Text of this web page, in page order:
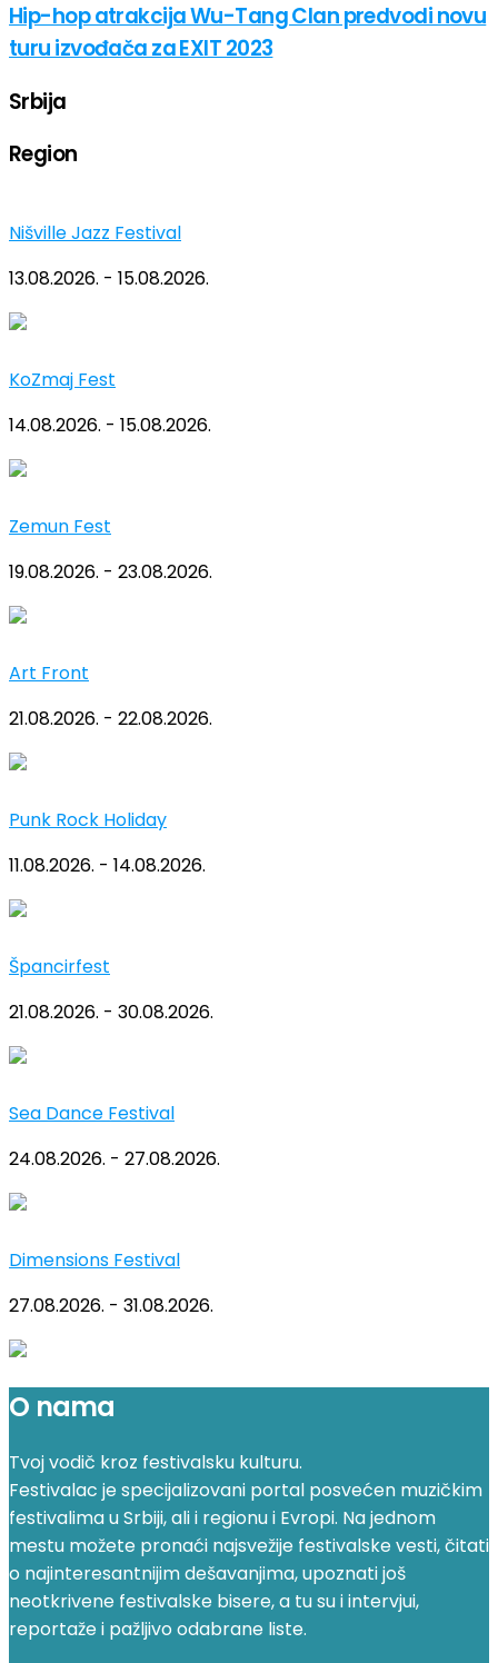
Hip-hop atrakcija Wu-Tang Clan predvodi novu
turu izvođača za EXIT 2023
Srbija
Region
Nišville Jazz Festival
13.08.2026. - 15.08.2026.
KoZmaj Fest
14.08.2026. - 15.08.2026.
Zemun Fest
19.08.2026. - 23.08.2026.
Art Front
21.08.2026. - 22.08.2026.
Punk Rock Holiday
11.08.2026. - 14.08.2026.
Špancirfest
21.08.2026. - 30.08.2026.
Sea Dance Festival
24.08.2026. - 27.08.2026.
Dimensions Festival
27.08.2026. - 31.08.2026.
O nama
Tvoj vodič kroz festivalsku kulturu.
Festivalac je specijalizovani portal posvećen muzičkim
festivalima u Srbiji, ali i regionu i Evropi. Na jednom
mestu možete pronaći najsvežije festivalske vesti, čitati
o najinteresantnijim dešavanjima, upoznati još
neotkrivene festivalske bisere, a tu su i intervjui,
reportaže i pažljivo odabrane liste.